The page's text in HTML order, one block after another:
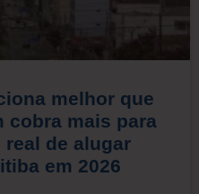
melhor que
cobra mais para
de alugar
em 2026